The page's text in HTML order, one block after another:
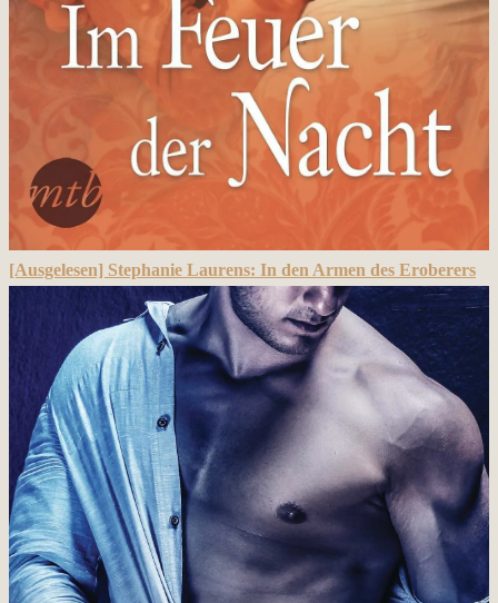
[Ausgelesen] Stephanie Laurens: In den Armen des Eroberers